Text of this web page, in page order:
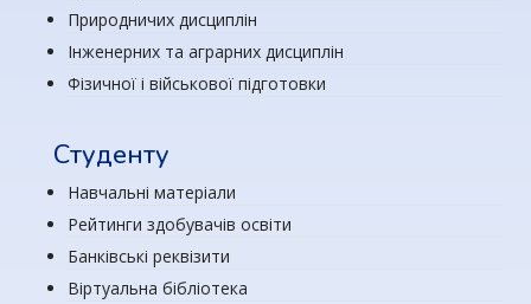
Природничих дисциплін
Інженерних та аграрних дисциплін
Фізичної і військової підготовки
Студенту
Навчальні матеріали
Рейтинги здобувачів освіти
Банківські реквізити
Віртуальна бібліотека